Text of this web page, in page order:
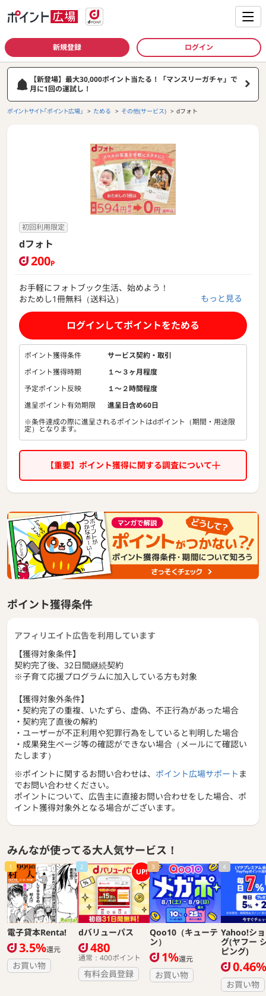
新規登録 ログイン
【新登場】最大30,000ポイント当たる！「マンスリーガチャ」で
月に1回の運試し！
ポイントサイト「ポイント広場」 ためる その他(サービス) dフォト
初回利用限定
dフォト
200P
お手軽にフォトブック生活、始めよう！
おためし1冊無料（送料込）
もっと見る
ログインしてポイントをためる
ポイント獲得条件
サービス契約・取引
ポイント獲得時期
１〜３ヶ月程度
予定ポイント反映
１〜２時間程度
進呈ポイント有効期限
進呈日含め60日
※条件達成の際に進呈されるポイントはdポイント（期間・用途限
定）となります。
【重要】ポイント獲得に関する調査について
ポイント獲得条件
アフィリエイト広告を利用しています
【獲得対象条件】
契約完了後、32日間継続契約
※子育て応援プログラムに加入している方も対象
【獲得対象外条件】
・契約完了の重複、いたずら、虚偽、不正行為があった場合
・契約完了直後の解約
・ユーザーが不正利用や犯罪行為をしていると判明した場合
・成果発生ページ等の確認ができない場合（メールにて確認い
たします）
※ポイントに関するお問い合わせは、 ポイント広場サポート ま
でお問い合わせください。
ポイントについて、広告主に直接お問い合わせをした場合、ポ
イント獲得対象外となる場合がございます。
みんなが使ってる大人気サービス！
1
電子貸本Renta!
3.5%還元
お買い物
2 UP!
dバリューパス
480
通常：400ポイント
有料会員登録
3
Qoo10（キューテ
ン）
1%還元
お買い物
4
Yahoo!シ
グ(ヤフー
ピング)
0.46%
お買い物